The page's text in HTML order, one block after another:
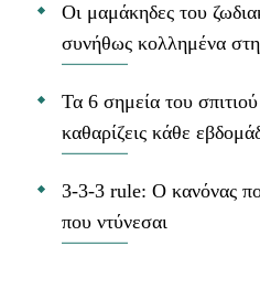
Οι μαμάκηδες του
συνήθως κολλημένα
Τα 6 σημεία του
καθαρίζεις κάθε
3-3-3 rule: Ο κανόνας
που ντύνεσαι